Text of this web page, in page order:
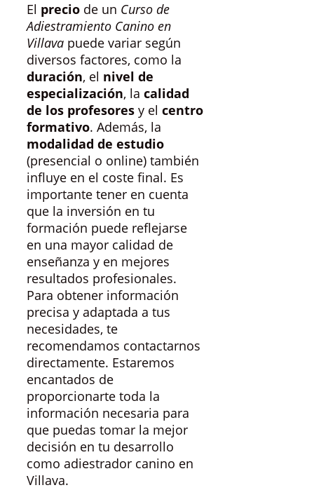
El precio de un Curso de
Adiestramiento Canino en
Villava puede variar según
diversos factores, como la
duración, el nivel de
especialización, la calidad
de los profesores y el centro
formativo. Además, la
modalidad de estudio
(presencial o online) también
influye en el coste final. Es
importante tener en cuenta
que la inversión en tu
formación puede reflejarse
en una mayor calidad de
enseñanza y en mejores
resultados profesionales.
Para obtener información
precisa y adaptada a tus
necesidades, te
recomendamos contactarnos
directamente. Estaremos
encantados de
proporcionarte toda la
información necesaria para
que puedas tomar la mejor
decisión en tu desarrollo
como adiestrador canino en
Villava.